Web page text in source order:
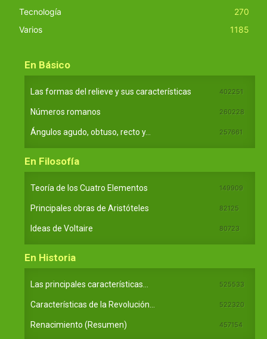
Tecnología
270
Varios
1185
En Básico
Las formas del relieve y sus características 402251
Números romanos 260228
Ángulos agudo, obtuso, recto y... 257661
En Filosofía
Teoría de los Cuatro Elementos 149909
Principales obras de Aristóteles 82125
Ideas de Voltaire 80723
En Historia
Las principales características... 525533
Características de la Revolución... 522320
Renacimiento (Resumen) 457154